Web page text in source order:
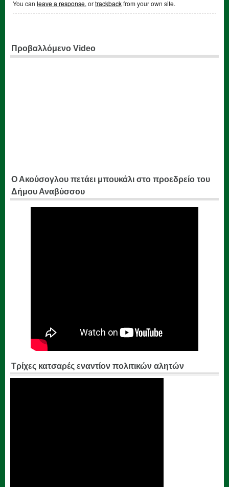
You can leave a response, ortrackbackfrom your own site.
Προβαλλόμενο Video
Ο Ακούσογλου πετάει μπουκάλι στο προεδρείο του
Δήμου Αναβύσσου
Τρίχες κατσαρές εναντίον πολιτικών αλητών